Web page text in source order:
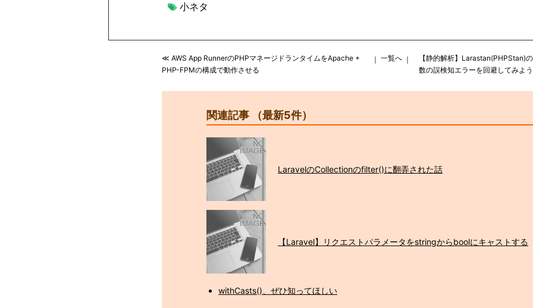
小ネタ
≪ AWS App RunnerのPHPマネージドランタイムをApache +
PHP-FPMの構成で動作させる
｜ 一覧へ ｜
【静的解析】Larastan(PHPStan)
数の誤検知エラーを回避してみよ
関連記事 （最新5件）
LaravelのCollectionのfilter()に翻弄された話
【Laravel】リクエストパラメータをstringからboolにキャストする
withCasts()、ぜひ知ってほしい